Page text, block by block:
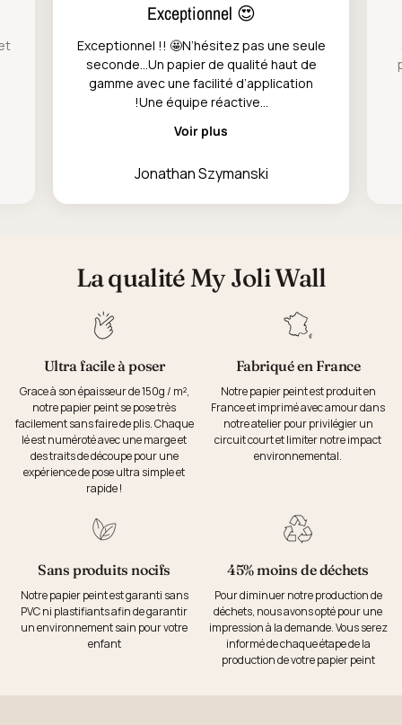
Exceptionnel 😍
Exceptionnel !! 🤩N’hésitez pas une seule
seconde…Un papier de qualité haut de
gamme avec une facilité d’application
!Une équipe réactive...
Voir plus
Jonathan Szymanski
La qualité My Joli Wall
Ultra facile à poser
Grace à son épaisseur de 150g / m²,
notre papier peint se pose très
facilement sans faire de plis. Chaque
lé est numéroté avec une marge et
des traits de découpe pour une
expérience de pose ultra simple et
rapide !
Fabriqué en France
Notre papier peint est produit en
France et imprimé avec amour dans
notre atelier pour privilégier un
circuit court et limiter notre impact
environnemental.
Sans produits nocifs
Notre papier peint est garanti sans
PVC ni plastifiants afin de garantir
un environnement sain pour votre
enfant
45% moins de déchets
Pour diminuer notre production de
déchets, nous avons opté pour une
impression à la demande. Vous serez
informé de chaque étape de la
production de votre papier peint